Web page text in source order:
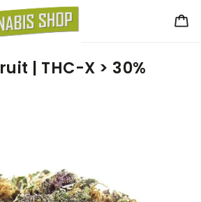
| THC-X > 30%